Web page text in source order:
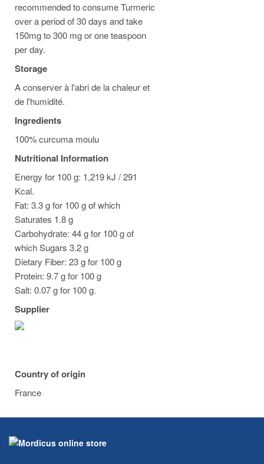
recommended to consume Turmeric
over a period of 30 days and take
150mg to 300 mg or one teaspoon
per day.
Storage
A conserver à l'abri de la chaleur et
de l'humidité.
Ingredients
100% curcuma moulu
Nutritional Information
Energy for 100 g: 1,219 kJ / 291
Kcal.
Fat: 3.3 g for 100 g of which
Saturates 1.8 g
Carbohydrate: 44 g for 100 g of
which Sugars 3.2 g
Dietary Fiber: 23 g for 100 g
Protein: 9.7 g for 100 g
Salt: 0.07 g for 100 g.
Supplier
Country of origin
France